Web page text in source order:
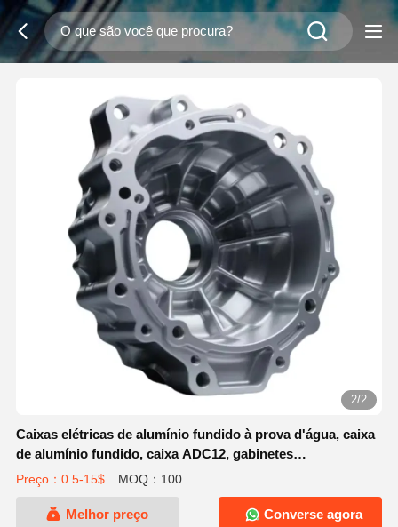
2/2
Caixas elétricas de alumínio fundido à prova d'água, caixa
de alumínio fundido, caixa ADC12, gabinetes
personalizados
Preço：0.5-15$ MOQ：100
Melhor preço Converse agora